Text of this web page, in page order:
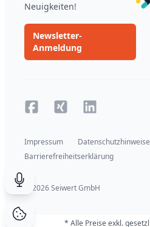
Neuigkeiten!
Newsletter-
Anmeldung
Facebook
Xing Xing
Impressum Datenschutzhinweise
Barrierefreiheitserklärung
© 2026 Seiwert GmbH
* Alle Preise exkl.
Suche durch